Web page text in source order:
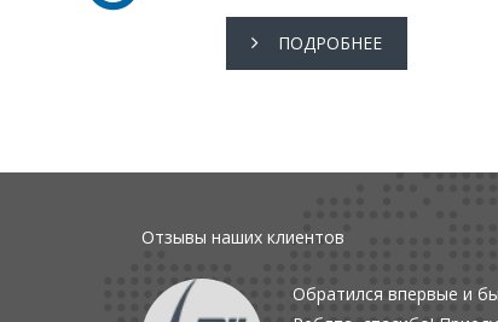
ПОДРОБНЕЕ
Отзывы наших клиентов
Обратился впервые и